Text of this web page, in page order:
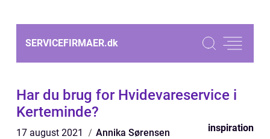
SERVICEFIRMAER.dk
Har du brug for Hvidevareservice i
Kerteminde?
17 august 2021 Annika Sørensen inspiration